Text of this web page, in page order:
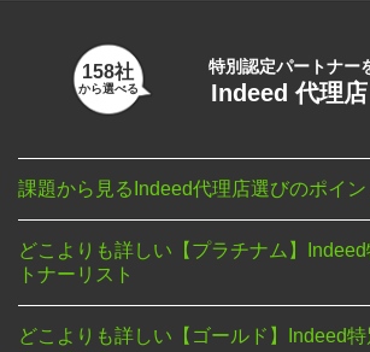
158社
から選べる
特別認定パートナー
Indeed 代理
課題から見るIndeed代理店選びのポイン
どこよりも詳しい【プラチナム】
トナーリスト
どこよりも詳しい【ゴールド】Indeed特